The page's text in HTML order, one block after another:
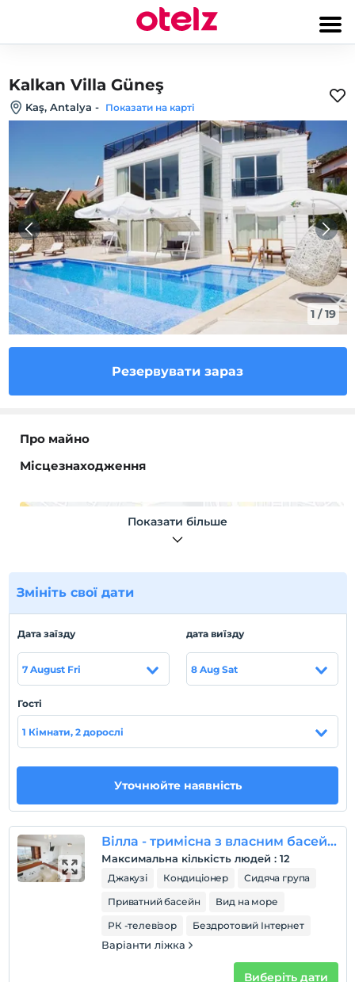
Kalkan Villa Güneş
Kaş, Antalya - Показати на карті
1 /19
Резервувати зараз
Про майно
Місцезнаходження
карті
Правила готелю
перевірь
En erken saat 14:00 ve sonrası
Перевірити
Останній 12:00 і раніше
Домашні тварини заборонені
куріння
кімнати для некурців
дітей
Плата за дітей віком до 2 не стягується
Заклад не має політики безкоштовного для дітей
Показати більше
Змініть свої дати
Дата заїзду
7 August Fri
дата виїзду
8 Aug Sat
Гості
1 Кімнати, 2 дорослі
Уточнюйте наявність
Вілла - тримісна з власним басейном
Максимальна кількість людей : 12
Джакузі Кондиціонер
Сидяча група
Приватний басейн
Вид на море
РК -телевізор
Бездротовий Інтернет
Варіанти ліжка
Виберіть дати